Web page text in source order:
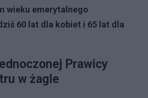
wieku emerytalnego
60 lat dla kobiet i 65 lat dla
Prawicy
w żagle